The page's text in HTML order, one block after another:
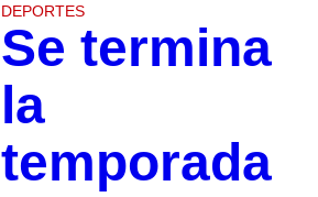
DEPORTES
Se termina
la
temporada